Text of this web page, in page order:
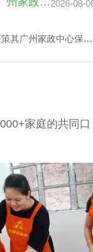
附加内容。影响家政
核心因素涉及哪些？
章做展开。
2026-08-
其广州家政中心保洁
会增加。
家庭的共同口